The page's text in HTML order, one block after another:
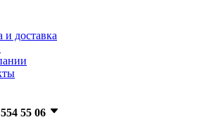
и доставка
55 06